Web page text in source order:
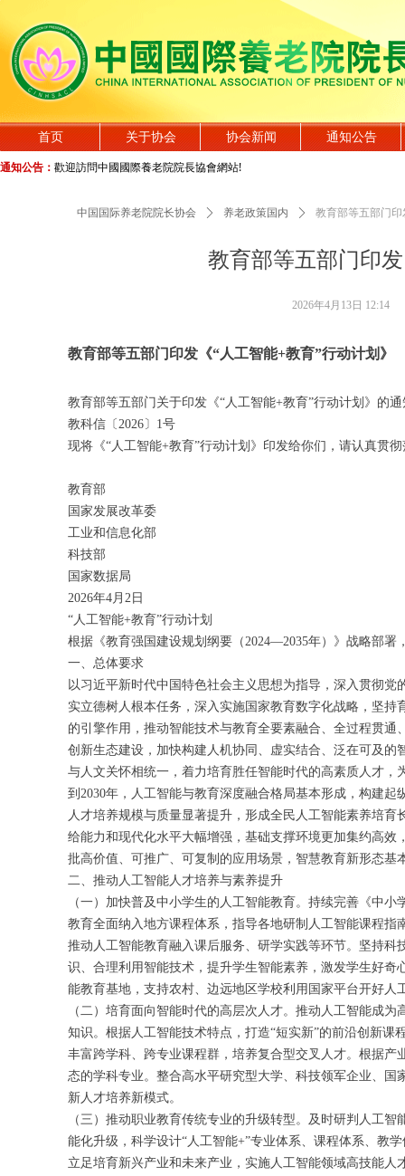
首页 关于协会 协会新闻 通知公告
通知公告： 歡迎訪問中國國際養老院院長協會網站!
教育部等五部门印
中国国际养老院院长协会 ꄲ 养老政策国内 ꄲ 教育部等五部门印
教育部等五部门印发《“人工智能+教育”行动计划》
教育部等五部门关于印发《“人工智能+教育”行动计划》的通
教科信〔2026〕1号
现将《“人工智能+教育”行动计划》印发给你们，请认真贯
教育部
国家发展改革委
工业和信息化部
科技部
国家数据局
2026年4月2日
“人工智能+教育”行动计划
根据《教育强国建设规划纲要（2024—2035年）》战略部
一、总体要求
以习近平新时代中国特色社会主义思想为指导，深入贯彻
实立德树人根本任务，深入实施国家教育数字化战略，坚
的引擎作用，推动智能技术与教育全要素融合、全过程贯
创新生态建设，加快构建人机协同、虚实结合、泛在可及
与人文关怀相统一，着力培育胜任智能时代的高素质人才
到2030年，人工智能与教育深度融合格局基本形成，构建
人才培养规模与质量显著提升，形成全民人工智能素养培
给能力和现代化水平大幅增强，基础支撑环境更加集约高
批高价值、可推广、可复制的应用场景，智慧教育新形态基
二、推动人工智能人才培养与素养提升
（一）加快普及中小学生的人工智能教育。持续完善《中
教育全面纳入地方课程体系，指导各地研制人工智能课程
推动人工智能教育融入课后服务、研学实践等环节。坚持
识、合理利用智能技术，提升学生智能素养，激发学生好
能教育基地，支持农村、边远地区学校利用国家平台开好人
（二）培育面向智能时代的高层次人才。推动人工智能成
知识。根据人工智能技术特点，打造“短实新”的前沿创新
丰富跨学科、跨专业课程群，培养复合型交叉人才。根据
态的学科专业。整合高水平研究型大学、科技领军企业、
新人才培养新模式。
（三）推动职业教育传统专业的升级转型。及时研判人工
能化升级，科学设计“人工智能+”专业体系、课程体系、教
立足培育新兴产业和未来产业，实施人工智能领域高技能
2026年4月13日 12:14